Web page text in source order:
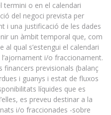
termini o en el calendari
del negoci prevista per
i una justificació de les dades
un àmbit temporal que, com
al qual s’estengui el calendari
l’ajornament i/o fraccionament.
financers previsionals (balanç
i guanys i estat de fluxos
líquides que es
es preveu destinar a la
i/o fraccionades -sobre